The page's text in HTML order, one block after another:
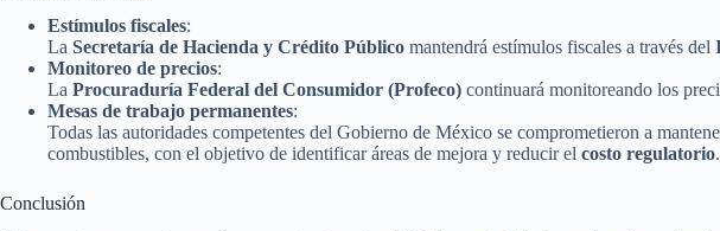
Estímulos fiscales:
La Secretaría de Hacienda y Crédito Público mantendrá estímulos fiscales a través del
Monitoreo de precios:
La Procuraduría Federal del Consumidor (Profeco) continuará monitoreando los
Mesas de trabajo permanentes:
Todas las autoridades competentes del Gobierno de México se comprometieron a
combustibles, con el objetivo de identificar áreas de mejora y reducir el costo regulatorio.
Conclusión